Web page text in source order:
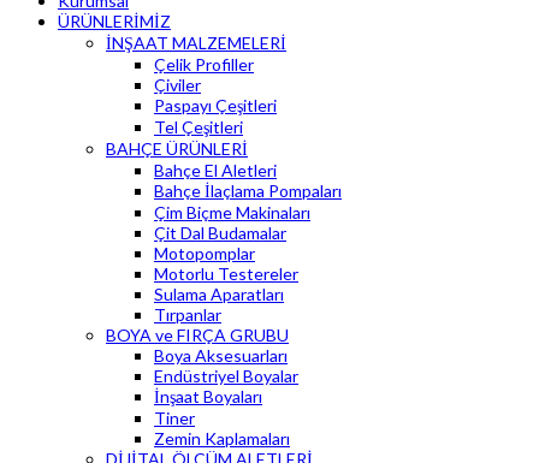
ÜRÜNLERİMİZ
İNŞAAT MALZEMELERİ
Çelik Profiller
Çiviler
Paspayı Çeşitleri
Tel Çeşitleri
BAHÇE ÜRÜNLERİ
Bahçe El Aletleri
Bahçe İlaçlama Pompaları
Çim Biçme Makinaları
Çit Dal Budamalar
Motopomplar
Motorlu Testereler
Sulama Aparatları
Tırpanlar
BOYA ve FIRÇA GRUBU
Boya Aksesuarları
Endüstriyel Boyalar
İnşaat Boyaları
Tiner
Zemin Kaplamaları
DİJİTAL ÖLÇÜM ALETLERİ